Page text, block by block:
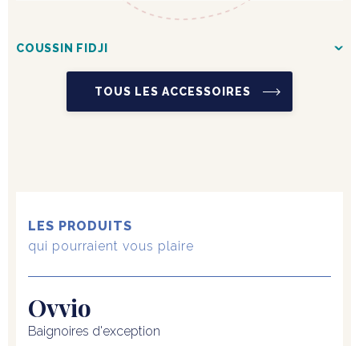
COUSSIN FIDJI
TOUS LES ACCESSOIRES
LES PRODUITS
qui pourraient vous plaire
Ovvio
Baignoires d'exception